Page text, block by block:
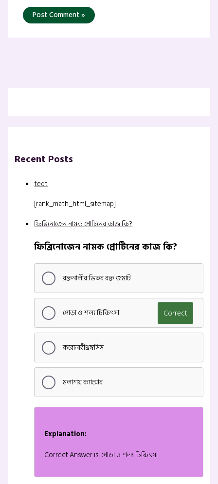
Recent Posts
tedt
[rank_math_html_sitemap]
ফিব্রিনোজেন নামক প্রোটিনের কাজ কি?
ফিব্রিনোজেন নামক প্রোটিনের কাজ কি?
রক্তনালীর ভিতর রক্ত জমাট
পোড়া ও শল্য চিকিৎসা Correct
করোনারীথ্রম্বসিস
মলাশয় ক্যান্সার
Explanation:
Correct Answer is: পোড়া ও শল্য চিকিৎসা